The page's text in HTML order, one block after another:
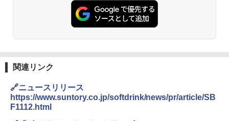
関連リンク
🔗ニュースリリース
https://www.suntory.co.jp/softdrink/news/pr/article/SB
F1112.html